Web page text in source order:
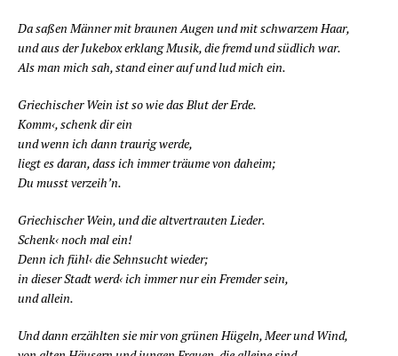
Da saßen Män­ner mit brau­nen Augen und mit schwar­zem Haar,
und aus der Juke­box erklang Musik, die fremd und süd­lich war.
Als man mich sah, stand einer auf und lud mich ein.
Grie­chi­scher Wein ist so wie das Blut der Erde.
Komm‹, schenk dir ein
und wenn ich dann trau­rig werde,
liegt es dar­an, dass ich immer träu­me von daheim;
Du musst verzeih’n.
Grie­chi­scher Wein, und die alt­ver­trau­ten Lieder.
Schenk‹ noch mal ein!
Denn ich fühl‹ die Sehn­sucht wieder;
in die­ser Stadt werd‹ ich immer nur ein Frem­der sein,
und allein.
Und dann erzähl­ten sie mir von grü­nen Hügeln, Meer und Wind,